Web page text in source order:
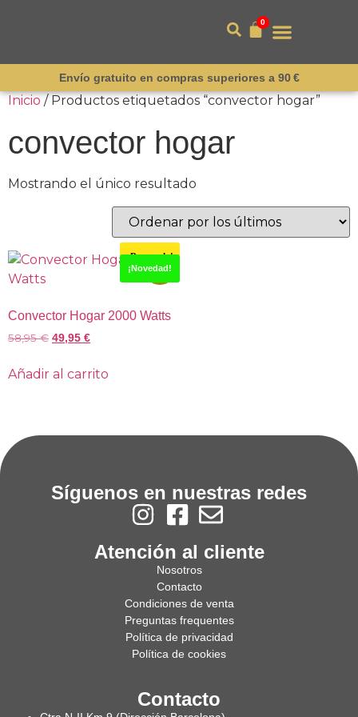
0
Envío gratuito en compras superiores a 90 €
Inicio/ Productos etiquetados “convector hogar”
convector hogar
Mostrando el único resultado
-15%
¡Destacado!
¡Novedad!
Convector Hogar 2000 Watts
58,95€ 49,95 €
Añadir al carrito
Síguenos en nuestras redes
Atención al cliente
Nosotros
Contacto
Condiciones de venta
Preguntas frequentes
Política de privacidad
Política de cookies
Contacto